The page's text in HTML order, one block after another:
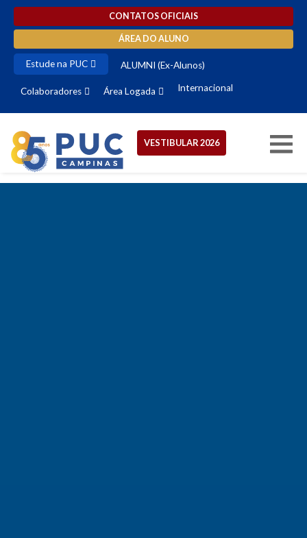
CONTATOS OFICIAIS
ÁREA DO ALUNO
Estude na PUC ALUMNI (Ex-Alunos)
Colaboradores Área Logada Internacional
VESTIBULAR 2026